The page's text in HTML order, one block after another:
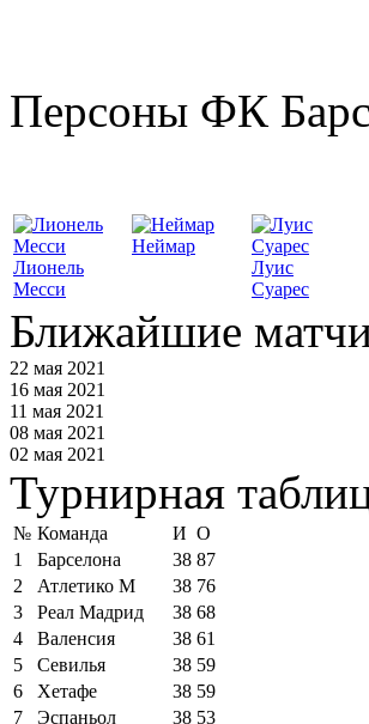
Персоны ФК
Лионель
Месси
Неймар
Луис
Суарес
Ближайшие
22 мая 2021
16 мая 2021
11 мая 2021
08 мая 2021
02 мая 2021
Турнирная
№ Команда И О
1
Барселона 38 87
2
Атлетико М 38 76
3
Реал Мадрид 38 68
4
Валенсия 38 61
5
Севилья 38 59
6
Хетафе 38 59
7
Эспаньол 38 53